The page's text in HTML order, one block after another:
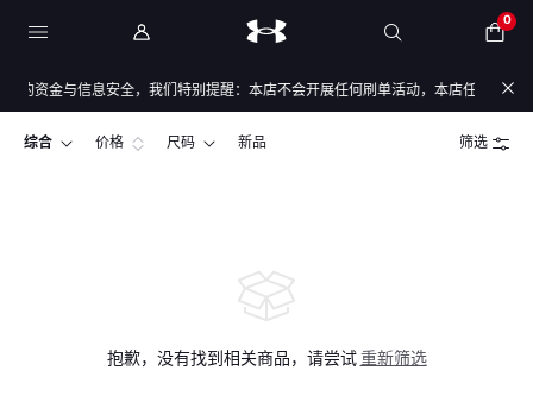
0
的资金与信息安全，我们特别提醒：本店不会开展任何刷单活动，本店任何售后
综合 价格 尺码 新品 筛选
抱歉，没有找到相关商品，请尝试 重新筛选